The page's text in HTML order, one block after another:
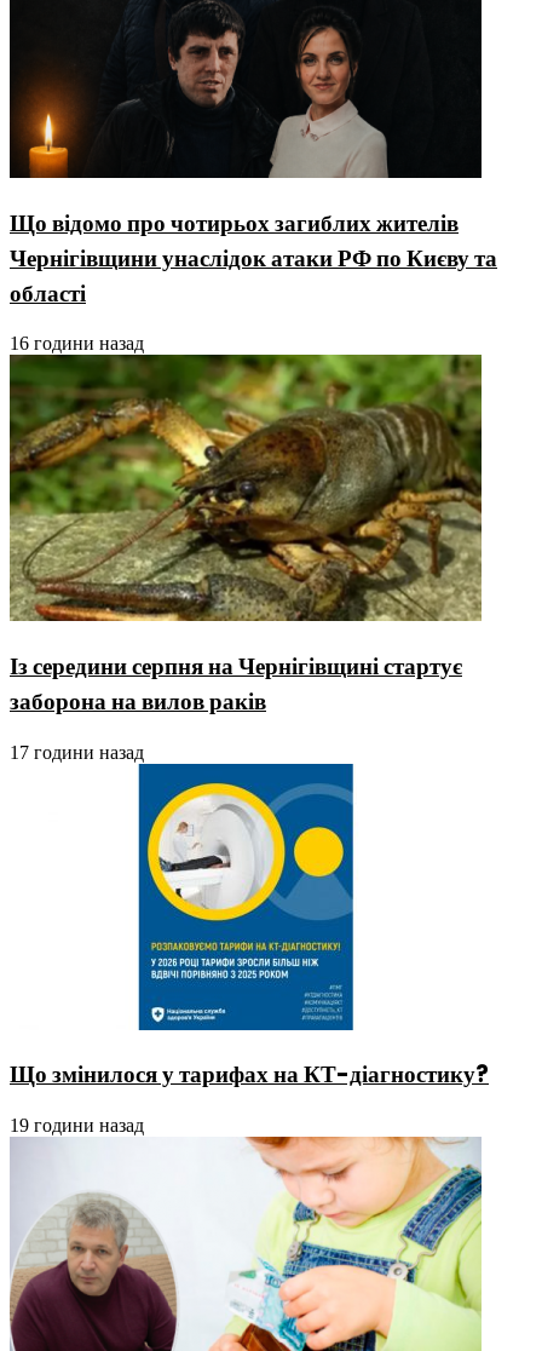
Що відомо про чотирьох загиблих жителів
Чернігівщини унаслідок атаки РФ по Києву та
області
16 години назад
Із середини серпня на Чернігівщині стартує
заборона на вилов раків
17 години назад
Що змінилося у тарифах на КТ-діагностику?
19 години назад